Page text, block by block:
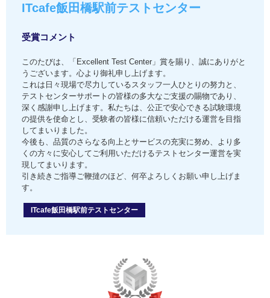
ITcafe飯田橋駅前テストセンター
受賞コメント
このたびは、「Excellent Test Center」賞を賜り、誠にありがと
うございます。心より御礼申し上げます。
これは日々現場で尽力しているスタッフ一人ひとりの努力と、
テストセンターサポートの皆様の多大なご支援の賜物であり、
深く感謝申し上げます。私たちは、公正で安心できる試験環境
の提供を使命とし、受験者の皆様に信頼いただける運営を目指
してまいりました。
今後も、品質のさらなる向上とサービスの充実に努め、より多
くの方々に安心してご利用いただけるテストセンター運営を実
現してまいります。
引き続きご指導ご鞭撻のほど、何卒よろしくお願い申し上げま
す。
ITcafe飯田橋駅前テストセンター